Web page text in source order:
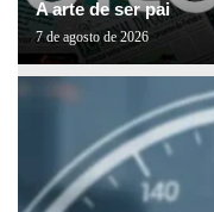
A arte de ser pai
7 de agosto de 2026